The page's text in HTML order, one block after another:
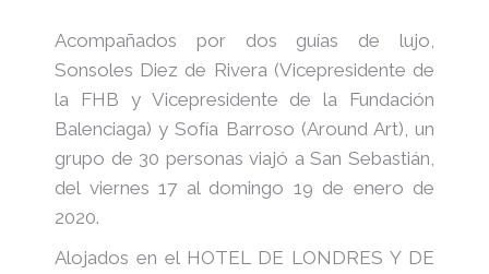
Acompañados por dos guías de lujo,
Sonsoles Diez de Rivera (Vicepresidente de
la FHB y Vicepresidente de la Fundación
Balenciaga) y Sofía Barroso (Around Art), un
grupo de 30 personas viajó a San Sebastián,
del viernes 17 al domingo 19 de enero de
2020.
Alojados en el HOTEL DE LONDRES Y DE